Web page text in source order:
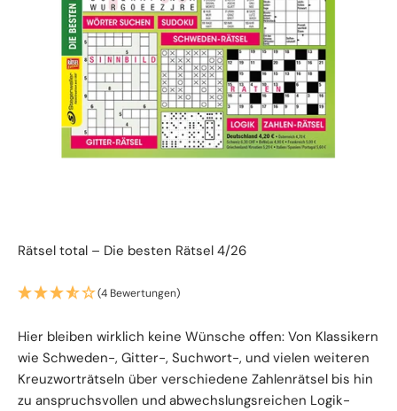
Rätsel total – Die besten Rätsel 4/26
(4 Bewertungen)
Hier bleiben wirklich keine Wünsche offen: Von Klassikern
wie Schweden-, Gitter-, Suchwort-, und vielen weiteren
Kreuzworträtseln über verschiedene Zahlenrätsel bis hin
zu anspruchsvollen und abwechslungsreichen Logik-